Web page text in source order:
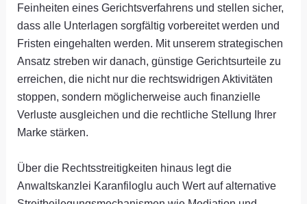
Feinheiten eines Gerichtsverfahrens und stellen sicher,
dass alle Unterlagen sorgfältig vorbereitet werden und
Fristen eingehalten werden. Mit unserem strategischen
Ansatz streben wir danach, günstige Gerichtsurteile zu
erreichen, die nicht nur die rechtswidrigen Aktivitäten
stoppen, sondern möglicherweise auch finanzielle
Verluste ausgleichen und die rechtliche Stellung Ihrer
Marke stärken.
Über die Rechtsstreitigkeiten hinaus legt die
Anwaltskanzlei Karanfiloglu auch Wert auf alternative